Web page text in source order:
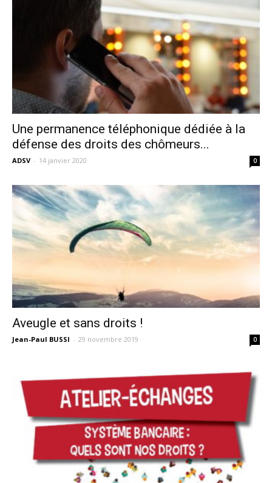
Une permanence téléphonique dédiée à la
défense des droits des chômeurs...
ADSV - 14 janvier 2020 0
Aveugle et sans droits !
Jean-Paul BUSSI - 29 novembre 2019 0